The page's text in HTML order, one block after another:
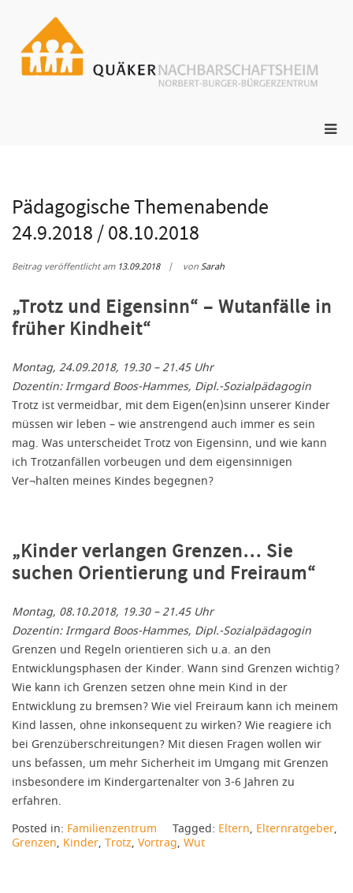
springen
Pädagogische Themenabende
24.9.2018 / 08.10.2018
Beitrag veröffentlicht am 13.09.2018 vonSarah
„Trotz und Eigensinn“ – Wutanfälle in
früher Kindheit“
Montag, 24.09.2018, 19.30 – 21.45 Uhr
Dozentin: Irmgard Boos-Hammes, Dipl.-Sozialpädagogin
Trotz ist vermeidbar, mit dem Eigen(en)sinn unserer Kinder
müssen wir leben – wie anstrengend auch immer es sein
mag. Was unterscheidet Trotz von Eigensinn, und wie kann
ich Trotzanfällen vorbeugen und dem eigensinnigen
Ver¬halten meines Kindes begegnen?
„Kinder verlangen Grenzen… Sie
suchen Orientierung und Freiraum“
Montag, 08.10.2018, 19.30 – 21.45 Uhr
Dozentin: Irmgard Boos-Hammes, Dipl.-Sozialpädagogin
Grenzen und Regeln orientieren sich u.a. an den
Entwicklungsphasen der Kinder. Wann sind Grenzen wichtig?
Wie kann ich Grenzen setzen ohne mein Kind in der
Entwicklung zu bremsen? Wie viel Freiraum kann ich meinem
Kind lassen, ohne inkonsequent zu wirken? Wie reagiere ich
bei Grenzüberschreitungen? Mit diesen Fragen wollen wir
uns befassen, um mehr Sicherheit im Umgang mit Grenzen
insbesondere im Kindergartenalter von 3-6 Jahren zu
erfahren.
Posted in: Familienzentrum Tagged: Eltern, Elternratgeber,
Grenzen, Kinder, Trotz, Vortrag, Wut